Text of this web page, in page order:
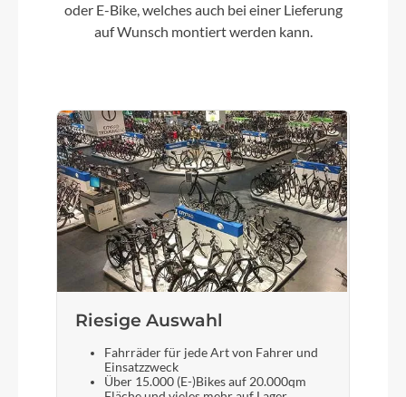
Umwerfer
SHIMANO Altus FD-M2000
29 Zoll
Schalthebel
SHIMANO Altus SL-M2010
Bremshebel
Tektro
Steuersatz
FSA no.11N
oder E-Bike, welches auch bei einer Lieferung
auf Wunsch montiert werden kann.
Riesige Auswahl
Fahrräder für jede Art von Fahrer und
Einsatzzweck
Über 15.000 (E-)Bikes auf 20.000qm